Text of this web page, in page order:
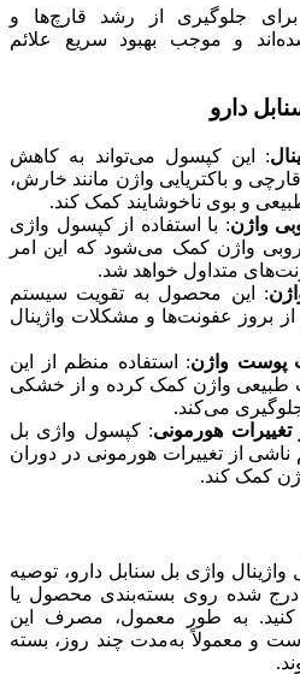
جلوگیری از رشد قارچ‌ها و
و موجب بهبود سریع علائم
دارو
: این کپسول می‌تواند به کاهش
و باکتریایی واژن مانند خارش،
و بوی ناخوشایند کمک کند.
واژن: با استفاده از کپسول واژی
واژن کمک می‌شود که این امر
متداول خواهد شد.
: این محصول به تقویت سیستم
بروز عفونت‌ها و مشکلات واژینال
پوست واژن: استفاده منظم از این
واژن کمک کرده و از خشکی
می‌کند.
هورمونی: کپسول واژی بل
ناشی از تغییرات هورمونی در دوران
کمک کند.
واژی بل سنابل دارو، توصیه
شده روی بسته‌بندی محصول یا
کنید. به طور معمول، مصرف این
و معمولاً به‌مدت چند روز، بسته